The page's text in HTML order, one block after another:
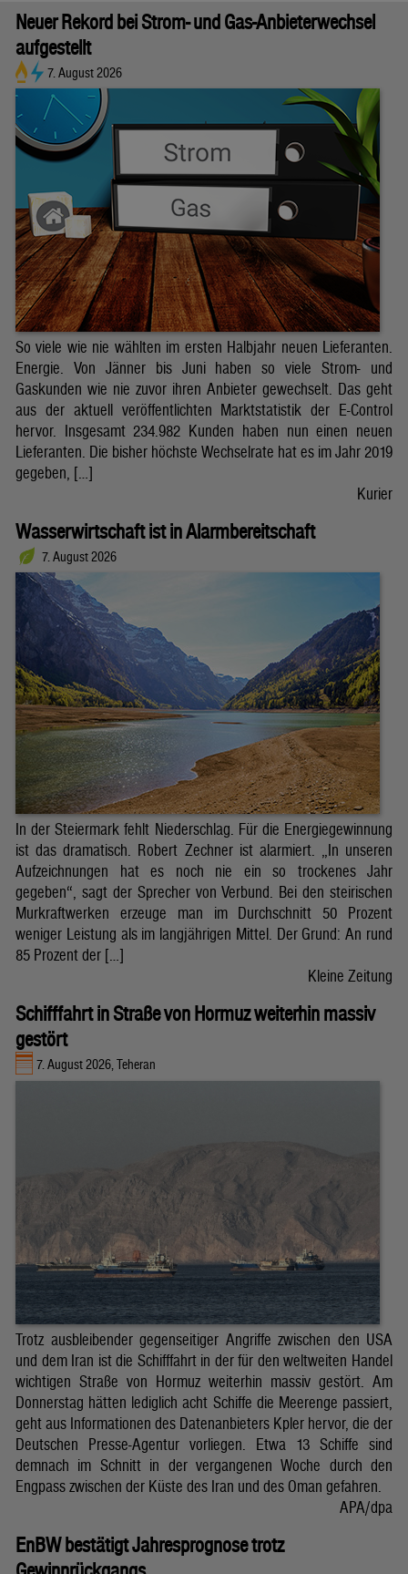
Neuer Rekord bei Strom- und Gas-Anbieterwechsel
aufgestellt
7. August 2026
So viele wie nie wählten im ersten Halbjahr neuen Lieferanten.
Energie. Von Jänner bis Juni haben so viele Strom- und
Gaskunden wie nie zuvor ihren Anbieter gewechselt. Das geht
aus der aktuell veröffentlichten Marktstatistik der E-Control
hervor. Insgesamt 234.982 Kunden haben nun einen neuen
Lieferanten. Die bisher höchste Wechselrate hat es im Jahr 2019
gegeben, […]
Kurier
Wasserwirtschaft ist in Alarmbereitschaft
7. August 2026
In der Steiermark fehlt Niederschlag. Für die Energiegewinnung
ist das dramatisch. Robert Zechner ist alarmiert. „In unseren
Aufzeichnungen hat es noch nie ein so trockenes Jahr
gegeben“, sagt der Sprecher von Verbund. Bei den steirischen
Murkraftwerken erzeuge man im Durchschnitt 50 Prozent
weniger Leistung als im langjährigen Mittel. Der Grund: An rund
85 Prozent der […]
Kleine Zeitung
Schifffahrt in Straße von Hormuz weiterhin massiv
gestört
7. August 2026, Teheran
Trotz ausbleibender gegenseitiger Angriffe zwischen den USA
und dem Iran ist die Schifffahrt in der für den weltweiten Handel
wichtigen Straße von Hormuz weiterhin massiv gestört. Am
Donnerstag hätten lediglich acht Schiffe die Meerenge passiert,
geht aus Informationen des Datenanbieters Kpler hervor, die der
Deutschen Presse-Agentur vorliegen. Etwa 13 Schiffe sind
demnach im Schnitt in der vergangenen Woche durch den
Engpass zwischen der Küste des Iran und des Oman gefahren.
APA/dpa
EnBW bestätigt Jahresprognose trotz